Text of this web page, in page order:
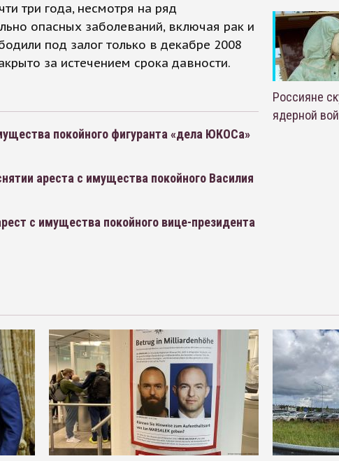
три года, несмотря на ряд
опасных заболеваний, включая рак и
под залог только в декабре 2008
за истечением срока давности.
покойного фигуранта «дела ЮКОСа»
ареста с имущества покойного Василия
с имущества покойного вице-президента
Россияне
ядерной